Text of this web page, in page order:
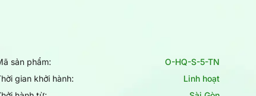
sản phẩm:
O-HQ-S-5-TN
gian khởi hành:
Linh hoạt